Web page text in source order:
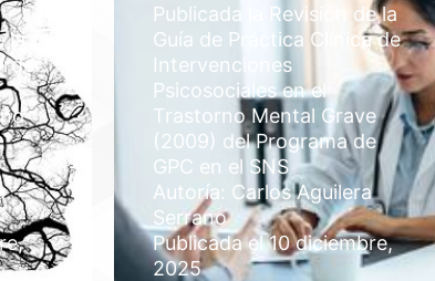
la
Publicada la Revisión de la
Guía de Práctica Clínica de
Intervenciones
Psicosociales en el
Trastorno Mental Grave
(2009) del Programa de
GPC en el SNS
Autoría: Carlos Aguilera
Serrano
Publicada el 10 diciembre,
2025